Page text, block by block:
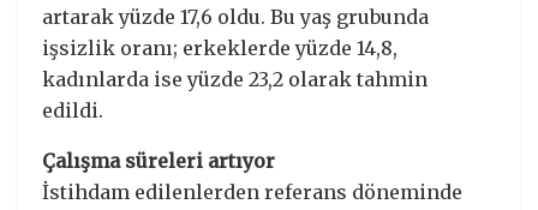
artarak yüzde 17,6 oldu. Bu yaş grubunda
işsizlik oranı; erkeklerde yüzde 14,8,
kadınlarda ise yüzde 23,2 olarak tahmin
edildi.
Çalışma süreleri artıyor
İstihdam edilenlerden referans döneminde